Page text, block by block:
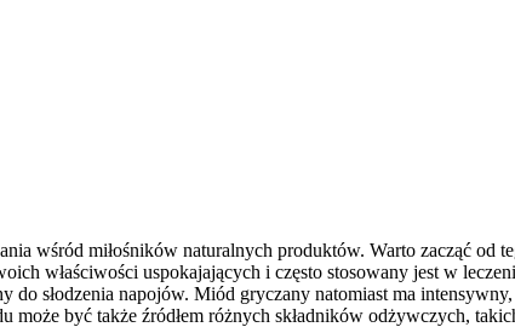
wśród miłośników naturalnych produktów. Warto zacząć od
właściwości uspokajających i często stosowany jest w
do słodzenia napojów. Miód gryczany natomiast ma
być także źródłem różnych składników odżywczych,